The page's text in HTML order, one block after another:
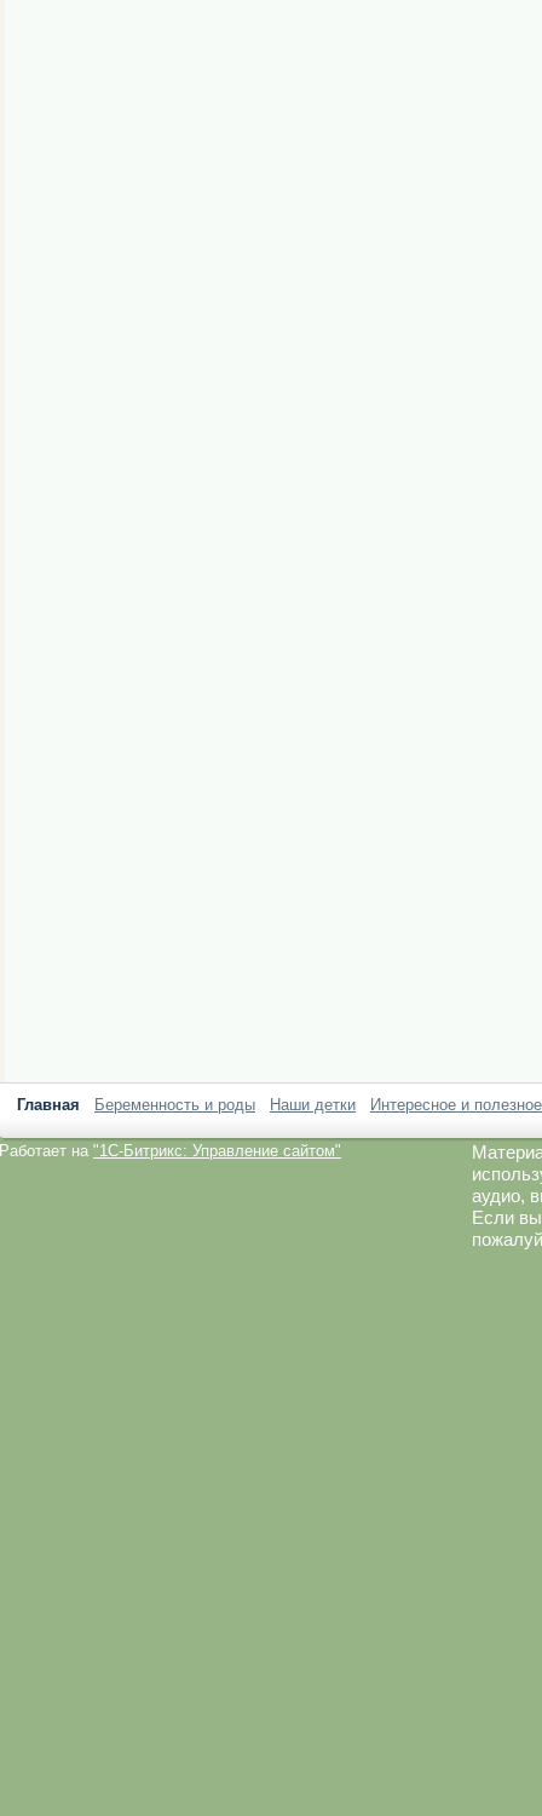
Главная Беременность и роды Наши детки Интересное и полезное
Работает на "1C-Битрикс: Управление сайтом"
аудио,
Если вы